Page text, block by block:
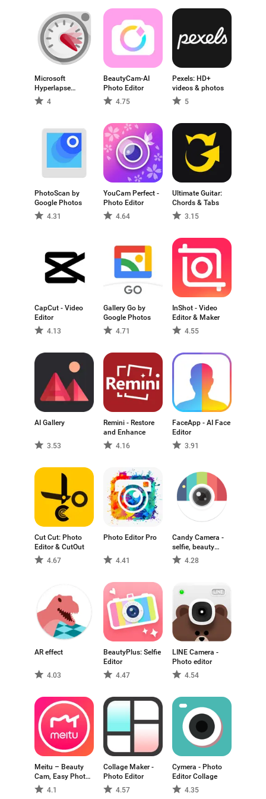
Microsoft
Hyperlapse
Mobile
4
BeautyCam-AI
Photo Editor
4.75
Pexels: HD+
videos & photos
5
PhotoScan by
Google Photos
4.31
YouCam Perfect -
Photo Editor
4.64
Ultimate Guitar:
Chords & Tabs
3.15
CapCut - Video
Editor
4.13
Gallery Go by
Google Photos
4.71
InShot - Video
Editor & Maker
4.55
AI Gallery
3.53
Remini - Restore
and Enhance
4.16
FaceApp - AI Face
Editor
3.91
Cut Cut: Photo
Editor & CutOut
4.67
Photo Editor Pro
4.41
Candy Camera -
selfie, beauty
camera, photo
editor
4.28
AR effect
4.03
BeautyPlus: Selfie
Editor
4.47
LINE Camera -
Photo editor
4.54
Meitu – Beauty
Cam, Easy Photo
Editor4.1
Collage Maker -
Photo Editor
4.57
Cymera - Photo
Editor Collage
4.35